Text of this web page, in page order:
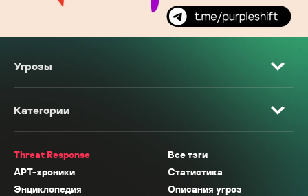
Угрозы
Категории
Threat Response
Все тэги
APT-хроники
Статистика
Энциклопедия
Описания угроз